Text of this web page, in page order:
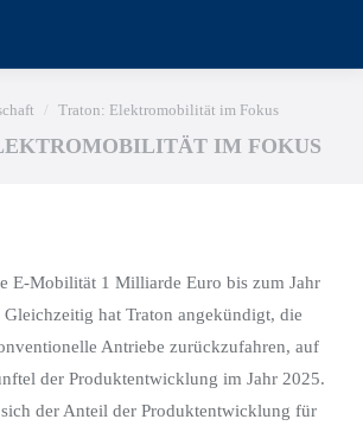
sich hier:Traton: Elektromobilität im Fokus
IM FOKUS
E-Mobilität 1 Milliarde Euro bis zum Jahr
Gleichzeitig hat Traton angekündigt, die
Antriebe zurückzufahren, auf
der Produktentwicklung im Jahr 2025.
der Anteil der Produktentwicklung für